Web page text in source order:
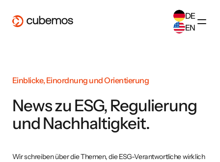
DE
EN
English(EN
Einblicke, Einordnung und Orientierung
News zu ESG, Regulierung
und Nachhaltigkeit.
Wir schreiben über die Themen, die ESG-Verantwortliche wirklich